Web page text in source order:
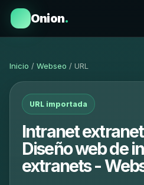
Onion.
Inicio / Webseo / URL
URL importada
Intranet
Diseño web de
extranets -